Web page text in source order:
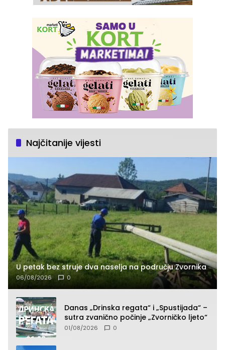
Najčitanije vijesti
U petak bez struje dva naselja na području Zvornika
06/08/2026 0
Danas „Drinska regata“ i „Spustijada“ –
sutra zvanično počinje „Zvorničko ljeto“
01/08/2026 0